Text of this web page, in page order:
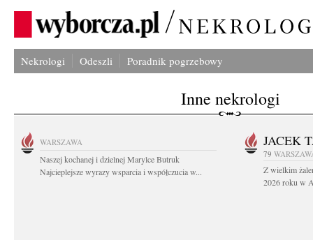
Nekrologi Odeszli Poradnik pogrzebowy
Inne nekrologi
WARSZAWA
Naszej kochanej i dzielnej Marylce Butruk
Najcieplejsze wyrazy wsparcia i współczucia w...
JACEK
79
Z wielkim
2026 roku w